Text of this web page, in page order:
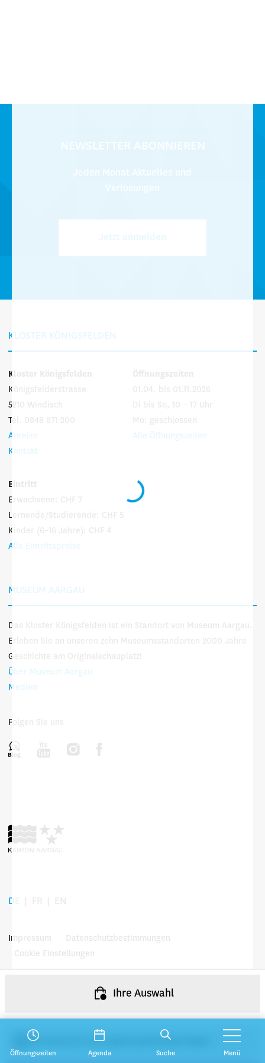
Öffnungszeiten Agenda Suche Menü
Ihre Auswahl
Sie können bis zu drei Angebote gleichzeitig anfragen.
NEWSLETTER ABONNIEREN
Jeden Monat Aktuelles und
Verlosungen
Jetzt anmelden
KLOSTER KÖNIGSFELDEN
Kloster Königsfelden
Königsfelderstrasse
5210 Windisch
Tel. 0848 871 200
Anreise
Kontakt
Alle Öffnungszeiten
Eintritt
Erwachsene: CHF 7
Lernende/Studierende: CHF 5
Kinder (6–16 Jahre): CHF 4
Alle Eintrittspreise
MUSEUM AARGAU
Das Kloster Königsfelden ist ein Standort von Museum Aargau.
Erleben Sie an unseren zehn Museumsstandorten 2000 Jahre
Geschichte am Originalschauplatz!
Über Museum Aargau
Medien
Folgen Sie uns
DE
Impressum
Datenschutzbestimmungen
Cookie Einstellungen